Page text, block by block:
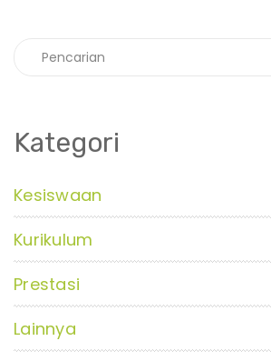
Kategori
Kesiswaan
Kurikulum
Prestasi
Lainnya